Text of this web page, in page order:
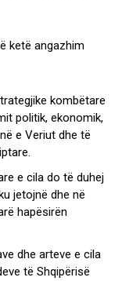
ketë angazhim
kombëtare
politik, ekonomik,
e Veriut dhe të
e cila do të duhej
jetojnë dhe në
hapësirën
dhe arteve e cila
të Shqipërisë